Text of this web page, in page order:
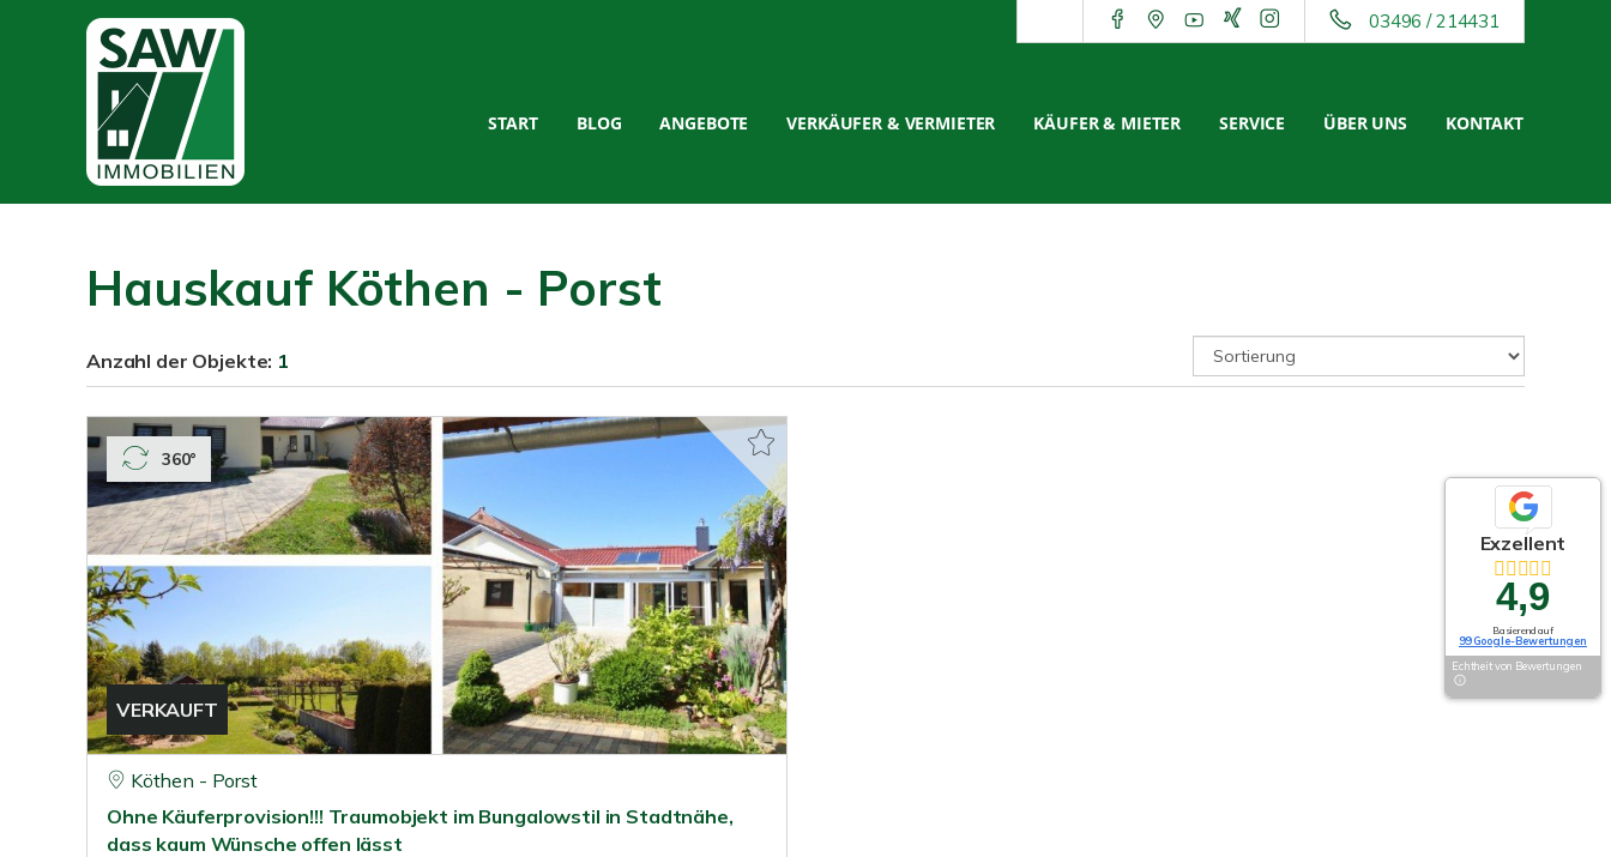
03496 / 214431
START BLOG ANGEBOTE VERKÄUFER & VERMIETER KÄUFER & MIETER SERVICE ÜBER UNS KONTAKT
Hauskauf Köthen - Porst
Anzahl der Objekte: 1
VERKAUFT
360°
Köthen - Porst
Ohne Käuferprovision!!! Traumobjekt im Bungalowstil in Stadtnähe,
dass kaum Wünsche offen lässt
Exzellent
4,9
Basierend auf
99 Google-Bewertungen
Echtheit von Bewertungen